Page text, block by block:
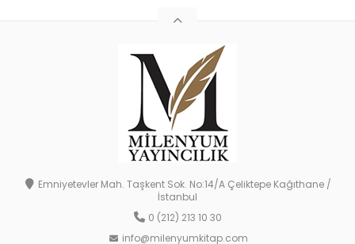
Emniyetevler Mah. Taşkent Sok. No:14/A Çeliktepe Kağıthane /
İstanbul
0 (212) 213 10 30
info@milenyumkitap.com